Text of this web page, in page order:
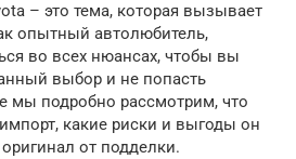
– это тема, которая вызывает
опытный автолюбитель,
во всех нюансах, чтобы вы
выбор и не попасть
мы подробно рассмотрим, что
какие риски и выгоды он
от подделки.